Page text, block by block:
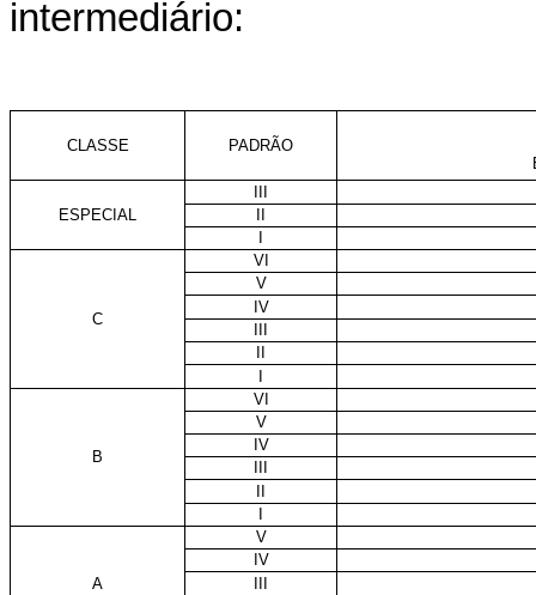
intermediário:
CLASSE
PADRÃO
ESPECIAL
C
VI
V
IV
B
VI
V
IV
A
V
IV